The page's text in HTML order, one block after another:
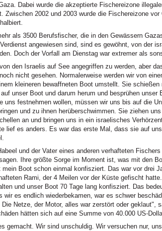
Dabei wurde die akzeptierte Fischereizone
Zwischen 2002 und 2003 wurde die Fischereizone
als 3500 Berufsfischer, die in den Gewässern
angewiesen sind, sind es gewöhnt, von der
Doch der Vorfall am Dienstag war extremer als
den Israelis auf See angegriffen zu werden, aber
nicht gesehen. Normalerweise werden wir von
kleineren bewaffneten Boot umstellt. Sie schießen
unser Boot und darum herum und besprühen unser
uns festnehmen wollen, müssen wir uns bis auf die
und zu ihnen herüberschwimmen. Sie ziehen
an und bringen uns in ein israelisches
lief es anders. Es war das erste Mal, dass sie auf
und der Vater eines anderen verhafteten
Ihre größte Sorge im Moment ist, was mit den
Boot schon einmal konfisziert. Das war vor drei
Rami, der 4 Meilen vor der Küste gefischt
und unser Boot 70 Tage lang konfisziert. Das
wir es endlich wiederbekamen, war es schwer
Netze, der Motor, alles war zerstört oder geklaut",
hätten sich auf eine Summe von 40.000 US-
gemacht. Wir sind unschuldig. Wir versuchen nur,